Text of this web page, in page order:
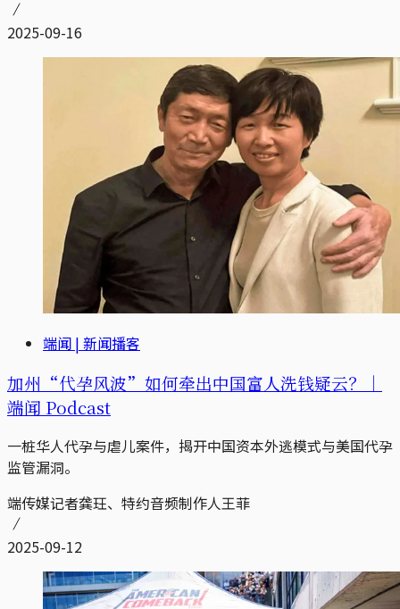
2025-09-16
端闻 | 新闻播客
加州“代孕风波”如何牵出中国富人洗钱疑云？｜
端闻 Podcast
一桩华人代孕与虐儿案件，揭开中国资本外逃模式与美国代孕
监管漏洞。
端传媒记者龚玨、特约音频制作人王菲
2025-09-12